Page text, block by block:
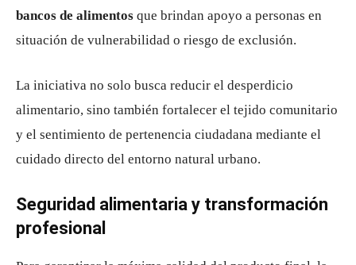
bancos de alimentos que brindan apoyo a personas en
situación de vulnerabilidad o riesgo de exclusión.
La iniciativa no solo busca reducir el desperdicio
alimentario, sino también fortalecer el tejido comunitario
y el sentimiento de pertenencia ciudadana mediante el
cuidado directo del entorno natural urbano.
Seguridad alimentaria y transformación
profesional